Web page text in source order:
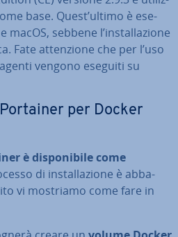
base. Quest’ultimo è ese­
macOS, sebbene l’in­stal­la­zio­ne
Fate at­ten­zio­ne che per l’uso
vengono eseguiti su
per Docker
è di­spo­ni­bi­le come
di in­stal­la­zio­ne è ab­ba­
vi mostriamo come fare in